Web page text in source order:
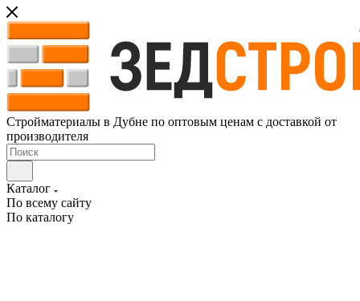
Стройматериалы в Дубне по оптовым ценам с доставкой от
производителя
Каталог
По всему сайту
По каталогу